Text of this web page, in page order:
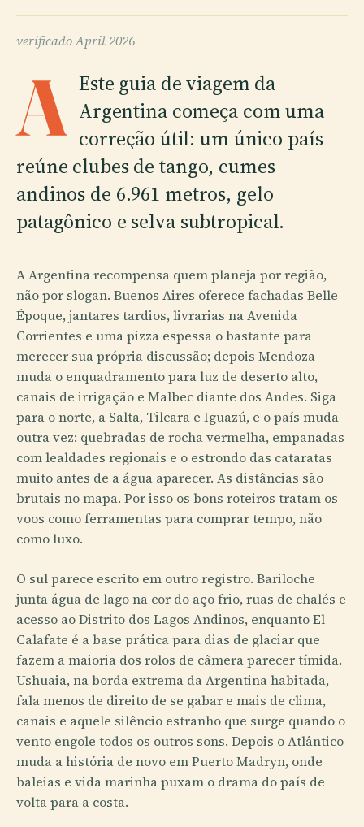
verificadoApril 2026
A Este guia de viagem da
Argentina começa com uma
correção útil: um único país
reúne clubes de tango, cumes
andinos de 6.961 metros, gelo
patagônico e selva subtropical.
A Argentina recompensa quem planeja por região,
não por slogan. Buenos Aires oferece fachadas Belle
Époque, jantares tardios, livrarias na Avenida
Corrientes e uma pizza espessa o bastante para
merecer sua própria discussão; depois Mendoza
muda o enquadramento para luz de deserto alto,
canais de irrigação e Malbec diante dos Andes. Siga
para o norte, a Salta, Tilcara e Iguazú, e o país muda
outra vez: quebradas de rocha vermelha, empanadas
com lealdades regionais e o estrondo das cataratas
muito antes de a água aparecer. As distâncias são
brutais no mapa. Por isso os bons roteiros tratam os
voos como ferramentas para comprar tempo, não
como luxo.
O sul parece escrito em outro registro. Bariloche
junta água de lago na cor do aço frio, ruas de chalés e
acesso ao Distrito dos Lagos Andinos, enquanto El
Calafate é a base prática para dias de glaciar que
fazem a maioria dos rolos de câmera parecer tímida.
Ushuaia, na borda extrema da Argentina habitada,
fala menos de direito de se gabar e mais de clima,
canais e aquele silêncio estranho que surge quando o
vento engole todos os outros sons. Depois o Atlântico
muda a história de novo em Puerto Madryn, onde
baleias e vida marinha puxam o drama do país de
volta para a costa.